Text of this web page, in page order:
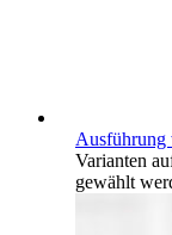
Ausführung
Varianten
gewählt